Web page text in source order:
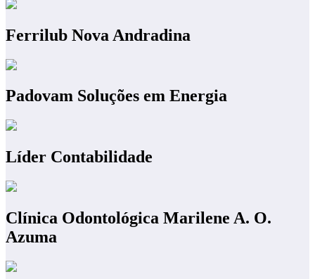
Ferrilub Nova Andradina
Padovam Soluções em Energia
Líder Contabilidade
Clínica Odontológica Marilene A. O.
Azuma